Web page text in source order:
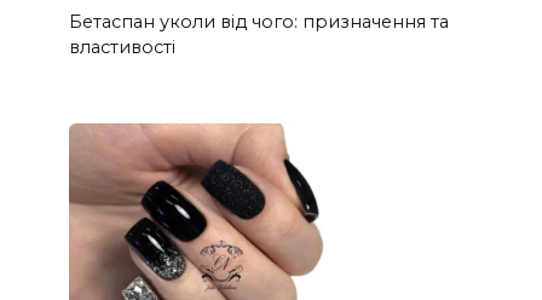
Бетаспан уколи від чого: призначення та
властивості